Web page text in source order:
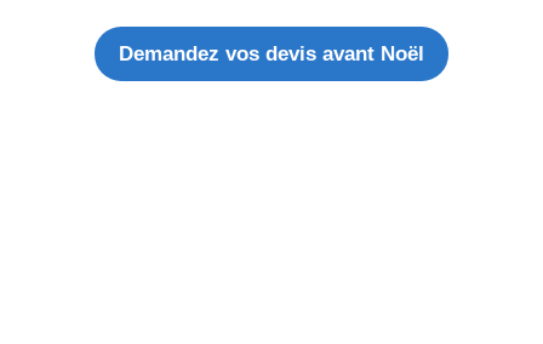
Demandez vos devis avant Noël